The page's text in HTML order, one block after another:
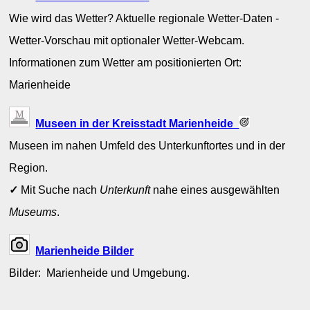
Wie wird das Wetter? Aktuelle regionale Wetter-Daten -
Wetter-Vorschau mit optionaler Wetter-Webcam.
Informationen zum Wetter am positionierten Ort:
Marienheide
Museen in der Kreisstadt Marienheide
Museen im nahen Umfeld des Unterkunftortes und in der
Region.
✓ Mit Suche nach Unterkunftnahe eines ausgewählten
Museums.
Marienheide Bilder
Bilder: Marienheide und Umgebung.